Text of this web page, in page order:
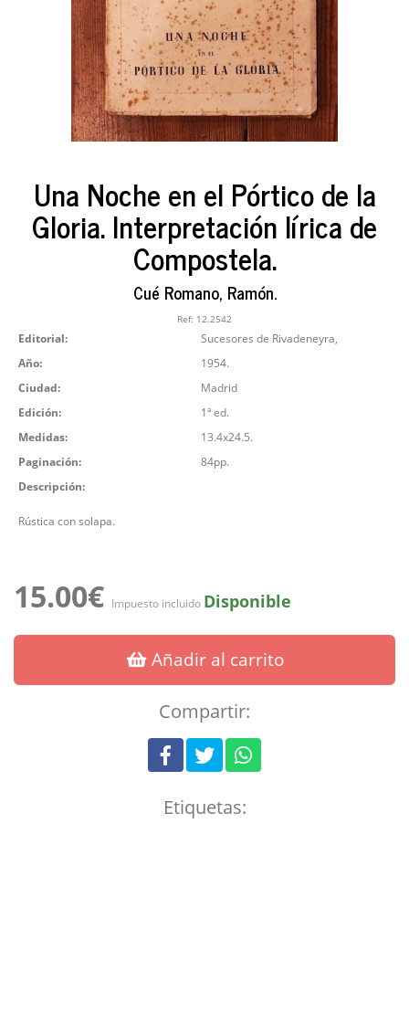
Una Noche en el Pórtico de la
Gloria. Interpretación lírica de
Compostela.
Cué Romano, Ramón.
Ref: 12.2542
Editorial:
Sucesores de Rivadeneyra,
Año:
1954.
Ciudad:
Madrid
Edición:
1ª ed.
Medidas:
13.4x24.5.
Paginación:
84pp.
Descripción:
Rústica con solapa.
15.00€ Impuesto incluido Disponible
Añadir al carrito
Compartir:
Etiquetas: